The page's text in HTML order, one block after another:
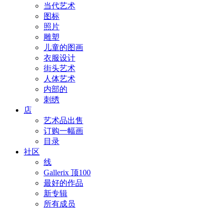
当代艺术
图标
照片
雕塑
儿童的图画
衣服设计
街头艺术
人体艺术
内部的
刺绣
店
艺术品出售
订购一幅画
目录
社区
线
Gallerix 顶100
最好的作品
新专辑
所有成员